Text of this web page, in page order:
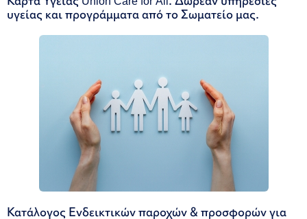
υγείας και προγράμματα από το Σωματείο μας.
Κατάλογος Ενδεικτικών παροχών & προσφορών για